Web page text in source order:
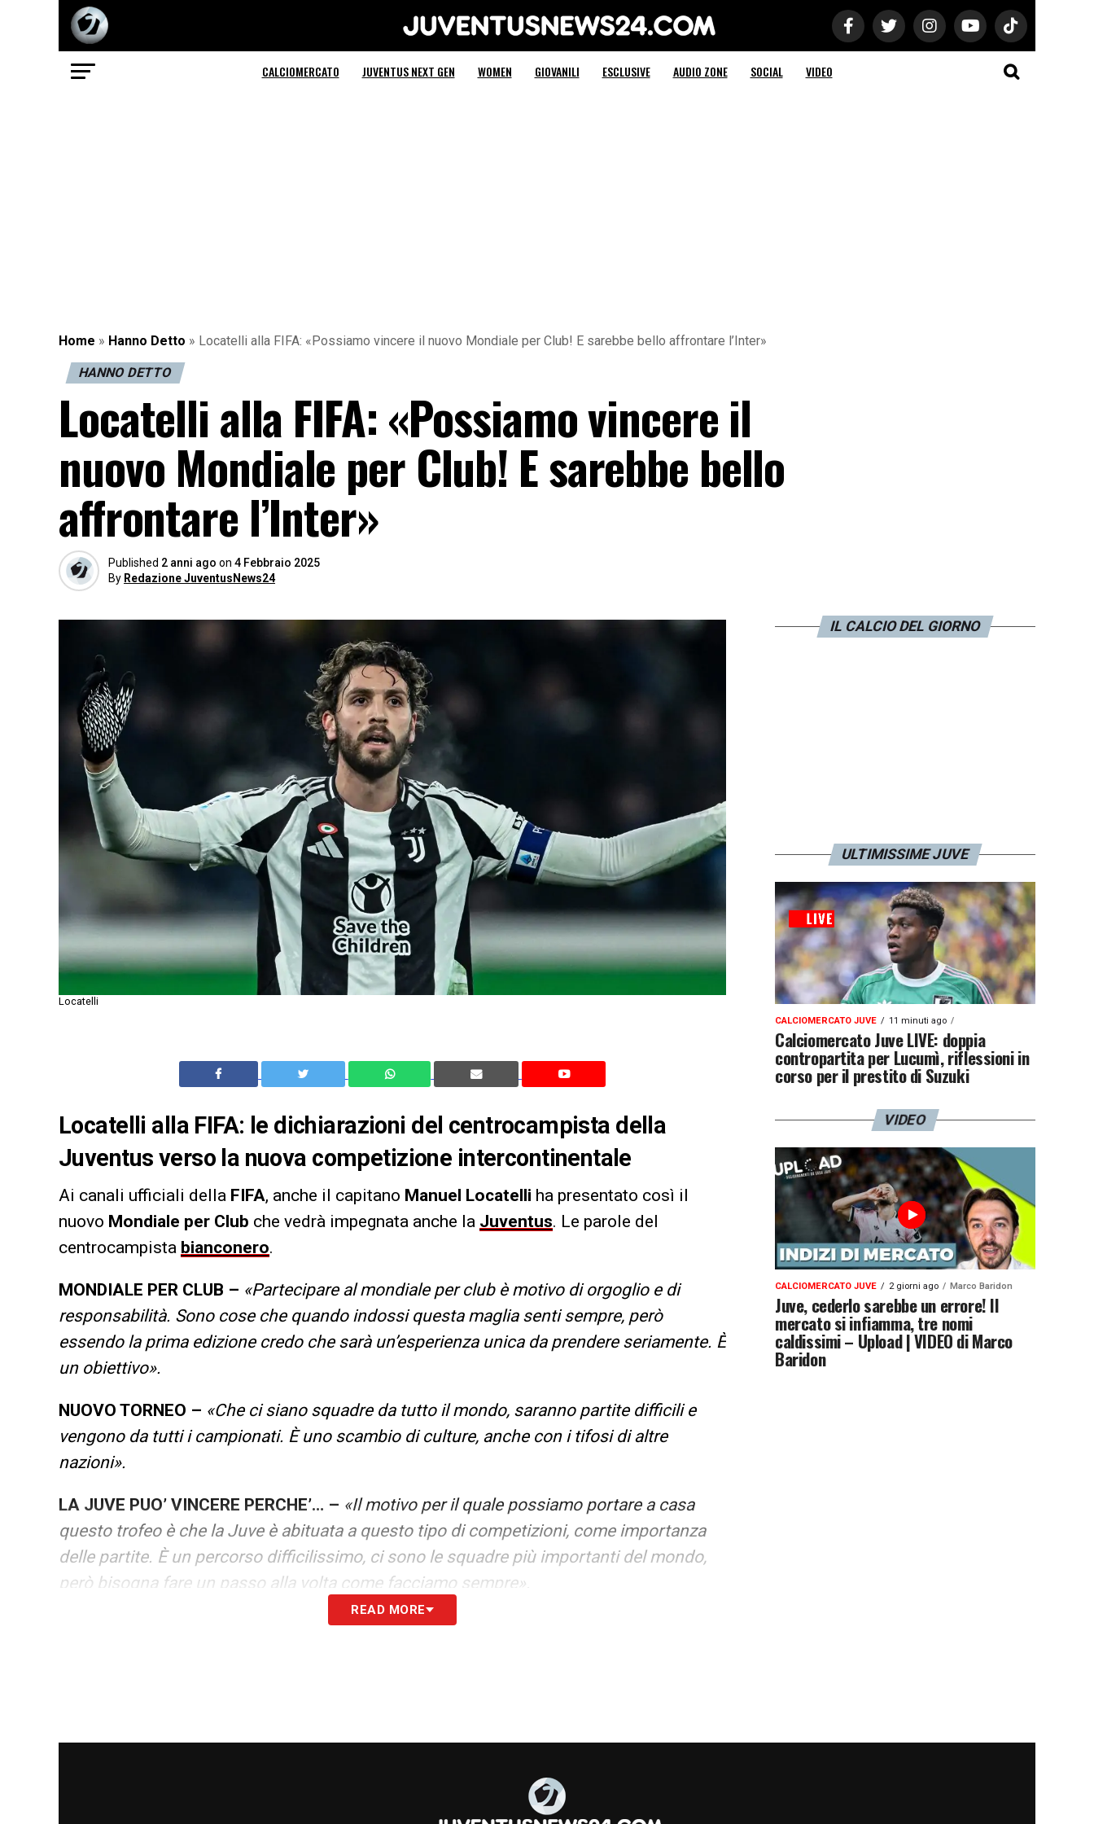
Juventus News 24
CALCIOMERCATO JUVENTUS NEXT GEN WOMEN GIOVANILI ESCLUSIVE AUDIO ZONE SOCIAL VIDEO
Home » Hanno Detto » Locatelli alla FIFA: «Possiamo vincere il nuovo Mondiale per Club! E sarebbe bello affrontare l’Inter»
HANNO DETTO
Locatelli alla FIFA: «Possiamo vincere il
nuovo Mondiale per Club! E sarebbe bello
affrontare l’Inter»
Published 2 anni ago on 4 Febbraio 2025
By Redazione JuventusNews24
Locatelli
Locatelli alla FIFA: le dichiarazioni del centrocampista della
Juventus verso la nuova competizione intercontinentale
Ai canali ufficiali della FIFA, anche il capitano Manuel Locatelli ha presentato così il
nuovo Mondiale per Club che vedrà impegnata anche la Juventus. Le parole del
centrocampista bianconero.
MONDIALE PER CLUB – «Partecipare al mondiale per club è motivo di orgoglio e di
responsabilità. Sono cose che quando indossi questa maglia senti sempre, però
essendo la prima edizione credo che sarà un’esperienza unica da prendere seriamente. È
un obiettivo».
NUOVO TORNEO – «Che ci siano squadre da tutto il mondo, saranno partite difficili e
vengono da tutti i campionati. È uno scambio di culture, anche con i tifosi di altre
nazioni».
LA JUVE PUO’ VINCERE PERCHE’… – «Il motivo per il quale possiamo portare a casa
questo trofeo è che la Juve è abituata a questo tipo di competizioni, come importanza
delle partite. È un percorso difficilissimo, ci sono le squadre più importanti del mondo,
però bisogna fare un passo alla volta come facciamo sempre».
«Sarebbe bello affrontare una squadra italiana (l’Inter, ndr),
che sia lì, sarà uno spettacolo».
«Sono due ragazzi molto diversi tra loro. Weston non ci
racconta com’è l’America, ci fa vivere com’è lui da americano. È un ragazzo eccezionale, a
READ MORE
IL CALCIO DEL GIORNO
ULTIMISSIME JUVE
CALCIOMERCATO JUVE 11 minuti ago
Calciomercato Juve LIVE: doppia
contropartita per Lucumì, riflessioni in
corso per il prestito di Suzuki
VIDEO
CALCIOMERCATO JUVE 2 giorni ago Marco Baridon
Juve, cederlo sarebbe un errore! Il
mercato si infiamma, tre nomi
caldissimi – Upload | VIDEO di Marco
Baridon